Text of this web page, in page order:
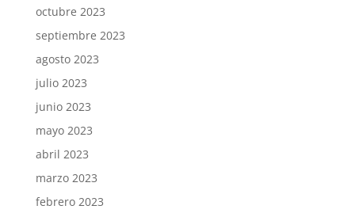
octubre 2023
septiembre 2023
agosto 2023
julio 2023
junio 2023
mayo 2023
abril 2023
marzo 2023
febrero 2023